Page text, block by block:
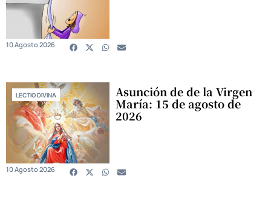
10 Agosto 2026
LECTIO DIVINA Asunción de de la Virgen
María: 15 de agosto de
2026
10 Agosto 2026